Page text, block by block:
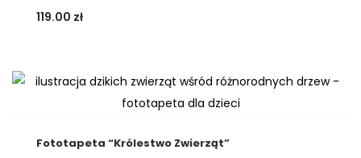
119.00 zł
Fototapeta “Królestwo Zwierząt”